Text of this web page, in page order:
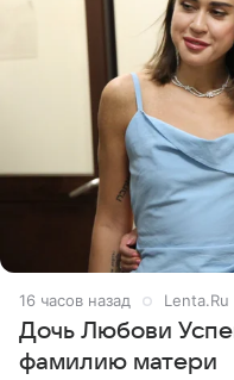
16 часов назад Lenta.Ru
Дочь Любови
фамилию матери